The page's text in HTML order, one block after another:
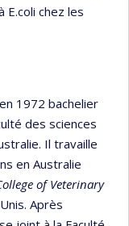
chez les
1972 bachelier
des sciences
Il travaille
en Australie
of Veterinary
Après